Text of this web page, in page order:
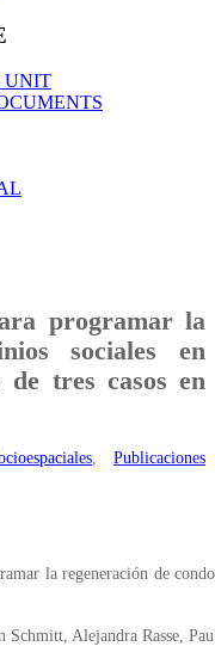
UNIT
programar la
sociales en
tres casos en
Publicaciones
la regeneración de
Schmitt, Alejandra Rasse,